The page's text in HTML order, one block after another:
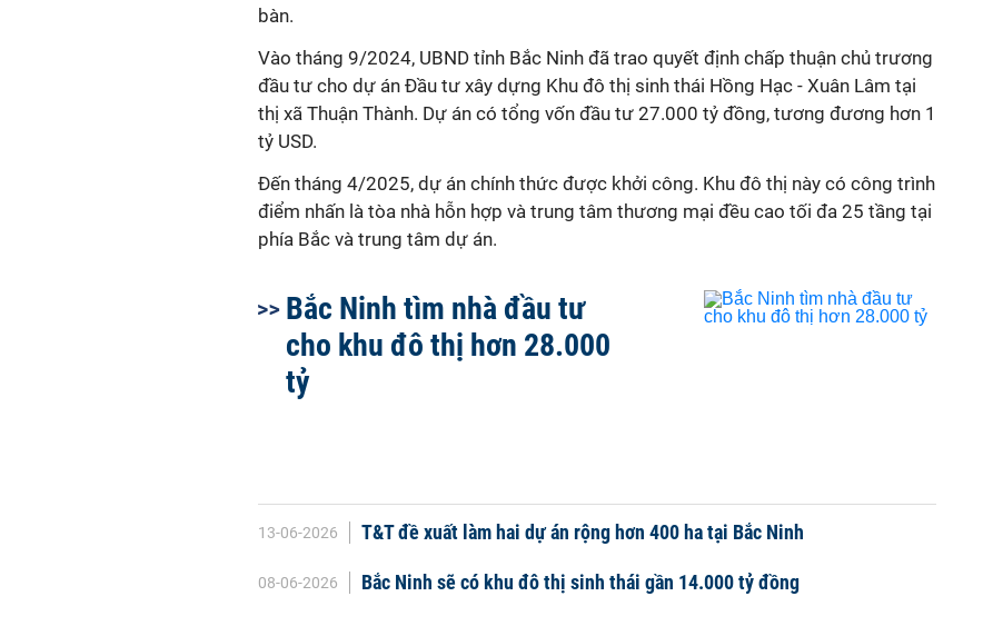
bàn.
Vào tháng 9/2024, UBND tỉnh Bắc Ninh đã trao quyết định chấp thuận chủ trương
đầu tư cho dự án Đầu tư xây dựng Khu đô thị sinh thái Hồng Hạc - Xuân Lâm tại
thị xã Thuận Thành. Dự án có tổng vốn đầu tư 27.000 tỷ đồng, tương đương hơn 1
tỷ USD.
Đến tháng 4/2025, dự án chính thức được khởi công. Khu đô thị này có công trình
điểm nhấn là tòa nhà hỗn hợp và trung tâm thương mại đều cao tối đa 25 tầng tại
phía Bắc và trung tâm dự án.
Bắc Ninh tìm nhà đầu tư
cho khu đô thị hơn 28.000
tỷ
13-06-2026 T&T đề xuất làm hai dự án rộng hơn 400 ha tại Bắc Ninh
08-06-2026 Bắc Ninh sẽ có khu đô thị sinh thái gần 14.000 tỷ đồng